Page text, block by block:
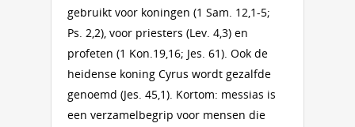
gebruikt voor koningen (1 Sam. 12,1-5;
Ps. 2,2), voor priesters (Lev. 4,3) en
profeten (1 Kon.19,16; Jes. 61). Ook de
heidense koning Cyrus wordt gezalfde
genoemd (Jes. 45,1). Kortom: messias is
een verzamelbegrip voor mensen die